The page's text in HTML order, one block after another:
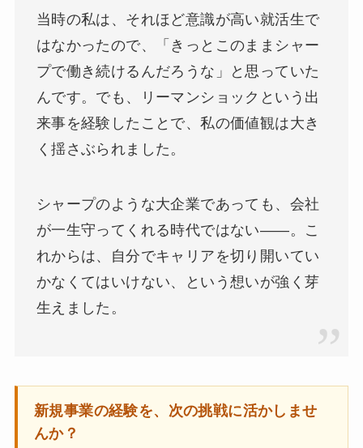
当時の私は、それほど意識が高い就活生で
はなかったので、「きっとこのままシャー
プで働き続けるんだろうな」と思っていた
んです。でも、リーマンショックという出
来事を経験したことで、私の価値観は大き
く揺さぶられました。
シャープのような大企業であっても、会社
が一生守ってくれる時代ではない――。こ
れからは、自分でキャリアを切り開いてい
かなくてはいけない、という想いが強く芽
生えました。
新規事業の経験を、次の挑戦に活かしませ
んか？